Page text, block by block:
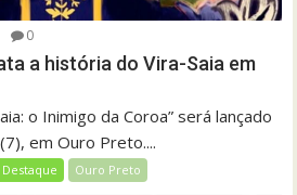
0
a história do Vira-Saia em
o Inimigo da Coroa” será lançado
em Ouro Preto....
Destaque Ouro Preto